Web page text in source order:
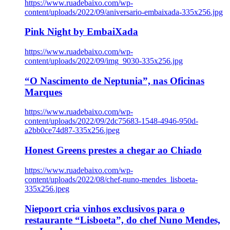
https://www.ruadebaixo.com/wp-
content/uploads/2022/09/aniversario-embaixada-335x256.jpg
Pink Night by EmbaiXada
https://www.ruadebaixo.com/wp-
content/uploads/2022/09/img_9030-335x256.jpg
“O Nascimento de Neptunia”, nas Oficinas
Marques
https://www.ruadebaixo.com/wp-
content/uploads/2022/09/2dc75683-1548-4946-950d-
a2bb0ce74d87-335x256.jpeg
Honest Greens prestes a chegar ao Chiado
https://www.ruadebaixo.com/wp-
content/uploads/2022/08/chef-nuno-mendes_lisboeta-
335x256.jpeg
Niepoort cria vinhos exclusivos para o
restaurante “Lisboeta”, do chef Nuno Mendes,